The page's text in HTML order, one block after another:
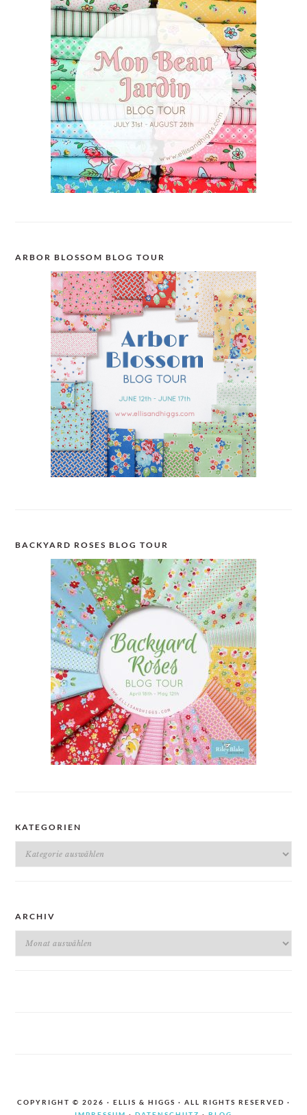
ARBOR BLOSSOM BLOG TOUR
BACKYARD ROSES BLOG TOUR
KATEGORIEN
Kategorien
ARCHIV
Archiv
COPYRIGHT © 2026 · ELLIS & HIGGS · ALL RIGHTS RESERVED ·